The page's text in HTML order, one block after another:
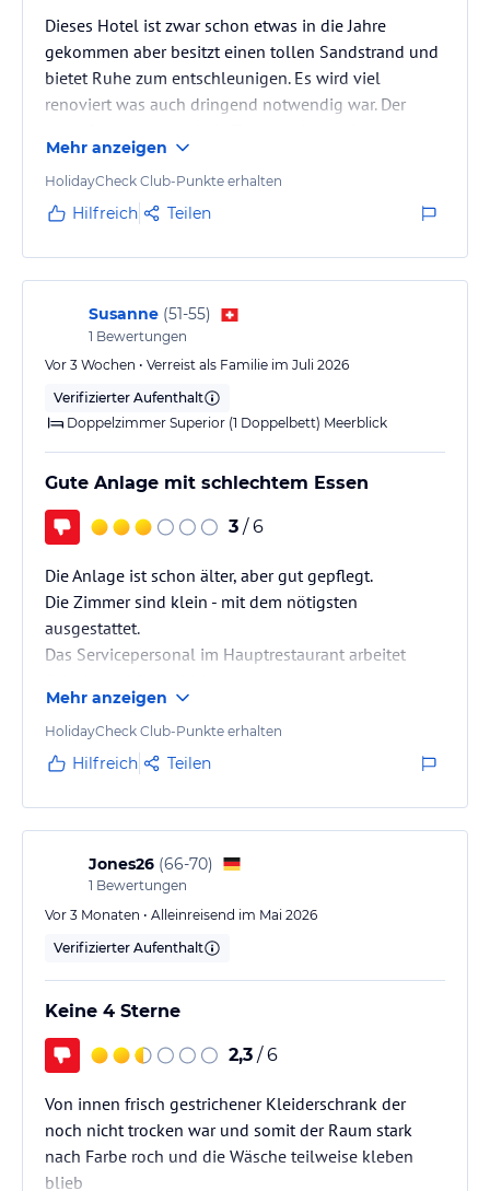
Dieses Hotel ist zwar schon etwas in die Jahre
gekommen aber besitzt einen tollen Sandstrand und
bietet Ruhe zum entschleunigen. Es wird viel
renoviert was auch dringend notwendig war. Der
geworden. Das Pizza Restaurant soll wohl auch
wieder zum Leben erweckt werden?! Außerdem
besitzt das Hotel eine sehr gepflegte Gartenanlage....
Mehr anzeigen
HolidayCheck Club-Punkte erhalten
Hilfreich Teilen
Susanne (51-55)
1 Bewertungen
Vor 3 Wochen • Verreist als Familie im Juli 2026
Verifizierter Aufenthalt
Doppelzimmer Superior (1 Doppelbett) Meerblick
Gute Anlage mit schlechtem Essen
3 / 6
Die Anlage ist schon älter, aber gut gepflegt.
Die Zimmer sind klein - mit dem nötigsten
ausgestattet.
Das Servicepersonal im Hauptrestaurant arbeitet
Das Essen dort war für uns kaum essbar - es ist wie in
einer schlechten Kantine.
Mehr anzeigen
HolidayCheck Club-Punkte erhalten
Hilfreich Teilen
Jones26 (66-70)
1 Bewertungen
Vor 3 Monaten • Alleinreisend im Mai 2026
Verifizierter Aufenthalt
Keine 4 Sterne
2,3 / 6
Von innen frisch gestrichener Kleiderschrank der
noch nicht trocken war und somit der Raum stark
nach Farbe roch und die Wäsche teilweise kleben
blieb